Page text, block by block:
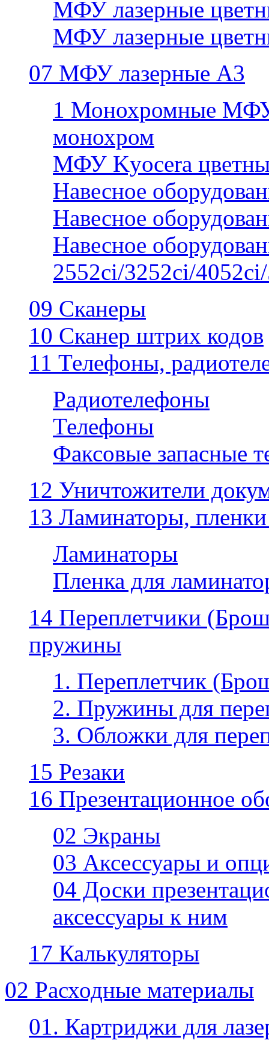
МФУ лазерные
МФУ лазерные
07 МФУ лазерные А3
1 Монохромные
монохром
МФУ Kyocera
Навесное
Навесное
Навесное
2552ci/3252ci/
09 Сканеры
10 Сканер штрих кодов
11 Телефоны,
Радиотелефоны
Телефоны
Факсовые запасные
12 Уничтожители
13 Ламинаторы,
Ламинаторы
Пленка для
14 Переплетчики
пружины
1. Переплетчик
2. Пружины для
3. Обложки для
15 Резаки
16 Презентационное
02 Экраны
03 Аксессуары и
04 Доски
аксессуары к ним
17 Калькуляторы
02 Расходные материалы
01. Картриджи для